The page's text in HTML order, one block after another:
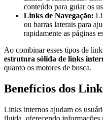
conteúdo para guiar os
Links de Navegação:
ou barras laterais para
rapidamente as páginas
Ao combinar esses tipos de
estrutura sólida de links
quanto os motores de busca.
Benefícios dos
Links internos ajudam os
fluida, oferecendo informações